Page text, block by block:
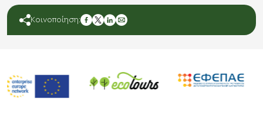
Κοινοποίηση: facebook
twitter
linkedin
mail